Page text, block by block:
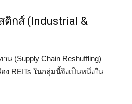
ติกส์ (Industrial &
น (Supply Chain Reshuffling)
REITs ในกลุ่มนี้จึงเป็นหนึ่งใน